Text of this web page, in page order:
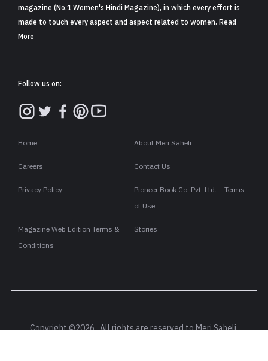
magazine (No.1 Women's Hindi Magazine), in which every effort is
made to touch every aspect and aspect related to women. Read
More
Follow us on:
Home About Meri Saheli
Careers Contact Us
Privacy Policy
Pioneer Book Co. Pvt. Ltd. – Terms
of Use
Magazine Web Edition Terms &
Conditions
Stories
Copyright ©2026 . All rights are reserved to Meri Saheli.